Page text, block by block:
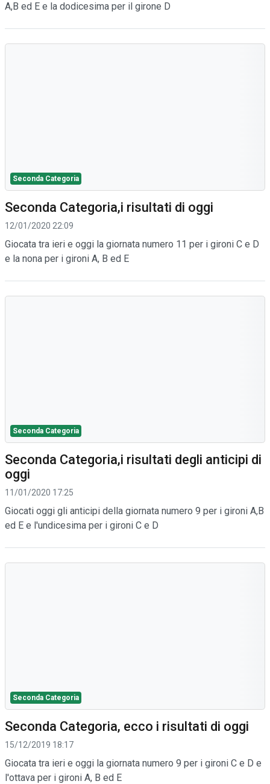
A,B ed E e la dodicesima per il girone D
Seconda Categoria
Seconda Categoria,i risultati di oggi
12/01/2020 22:09
Giocata tra ieri e oggi la giornata numero 11 per i gironi C e D
e la nona per i gironi A, B ed E
Seconda Categoria
Seconda Categoria,i risultati degli anticipi di
oggi
11/01/2020 17:25
Giocati oggi gli anticipi della giornata numero 9 per i gironi A,B
ed E e l'undicesima per i gironi C e D
Seconda Categoria
Seconda Categoria, ecco i risultati di oggi
15/12/2019 18:17
Giocata tra ieri e oggi la giornata numero 9 per i gironi C e D e
l'ottava per i gironi A, B ed E